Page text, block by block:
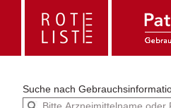
Suche nach